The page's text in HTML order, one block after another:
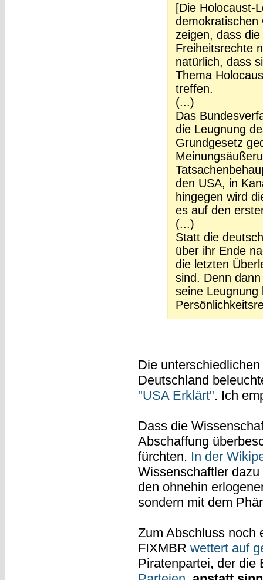
[Die Holocaust-
zeigen, dass
Freiheitsrechte
natürlich, dass
Thema
treffen.
(...)
Das
die Leugnung
Grundgesetz
den USA, in
hingegen wird
es auf den
(...)
Statt die
über ihr Ende
die letzten
sind. Denn
seine
Die
Deutschland
"USA Erklärt". Ich
Dass die
Abschaffung
fürchten. In der
Wissenschaftler
den ohnehin
sondern mit dem
Zum Abschluss noch
FIXMBR wettert auf
Piratenpartei, der die